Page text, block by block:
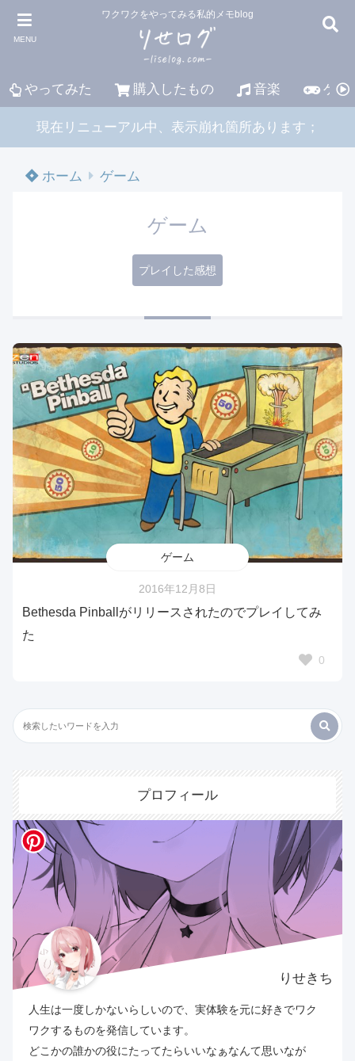
MENU
ワクワクをやってみる私的メモblog
やってみた 購入したもの 音楽 ゲー
現在リニューアル中、表示崩れ箇所あります；
ホーム ゲーム
ゲーム
プレイした感想
ゲーム
2016年12月8日
Bethesda Pinballがリリースされたのでプレイしてみ
た
0
プロフィール
りせきち
人生は一度しかないらしいので、実体験を元に好きでワク
ワクするものを発信しています。
どこかの誰かの役にたってたらいいなぁなんて思いなが